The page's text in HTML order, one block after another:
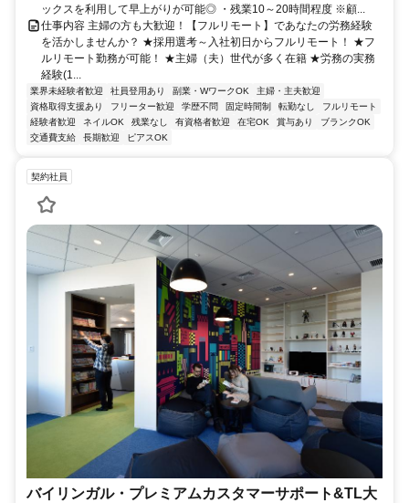
ックスを利用して早上がりが可能◎ ・残業10～20時間程度 ※顧...
仕事内容 主婦の方も大歓迎！【フルリモート】であなたの労務経験
を活かしませんか？ ★採用選考～入社初日からフルリモート！ ★フ
ルリモート勤務が可能！ ★主婦（夫）世代が多く在籍 ★労務の実務
経験(1...
業界未経験者歓迎 社員登用あり 副業・WワークOK
主婦・主夫歓迎
資格取得支援あり
フリーター歓迎 学歴不問 固定時間制 転勤なし
フルリモート
経験者歓迎
ネイルOK 残業なし 有資格者歓迎 在宅OK 賞与あり
ブランクOK
交通費支給
長期歓迎 ピアスOK
契約社員
バイリンガル・プレミアムカスタマーサポート&TL大